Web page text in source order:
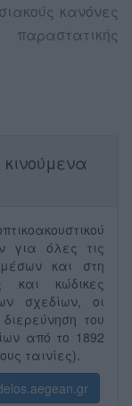
κανόνες
παραστατικής
για όλες τις
και στη
και κώδικες
σχεδίων, οι
του
από το 1892
ταινίες).